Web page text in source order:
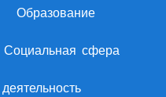
Образование
Социальная сфера